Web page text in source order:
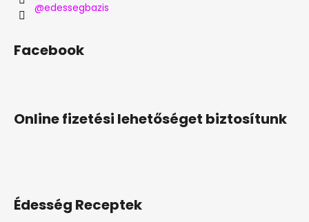
@edessegbazis
Facebook
Online fizetési lehetőséget biztosítunk
Édesség Receptek